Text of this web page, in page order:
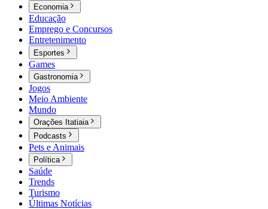
Economia
Educação
Emprego e Concursos
Entretenimento
Esportes
Games
Gastronomia
Jogos
Meio Ambiente
Mundo
Orações Itatiaia
Podcasts
Pets e Animais
Política
Saúde
Trends
Turismo
Últimas Notícias